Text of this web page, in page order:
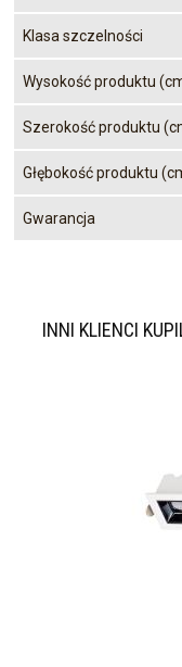
Klasa szczelności
Wysokość produktu
Szerokość produktu
Głębokość produktu
Gwarancja
INNI KLIENCI